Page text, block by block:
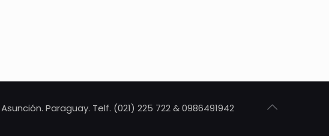
Paraguay. Telf. (021) 225 722 & 0986491942